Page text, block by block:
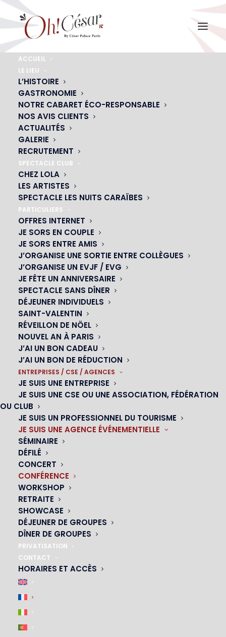
ACCUEIL
LE LIEU
L’HISTOIRE
GASTRONOMIE
NOTRE CABARET ÉCO-RESPONSABLE
NOS AVIS CLIENTS
ACTUALITÉS
GALERIE
RECRUTEMENT
SPECTACLE CLUB
CHEZ LOLA
LES ARTISTES
SPECTACLE LES NUITS CARAÏBES
PARTICULIERS
OFFRES INTERNET
JE SORS EN COUPLE
JE SORS ENTRE AMIS
J’ORGANISE UNE SORTIE ENTRE COLLÈGUES
J’ORGANISE UN EVJF / EVG
JE FÊTE UN ANNIVERSAIRE
SPECTACLE SANS DÎNER
DÉJEUNER INDIVIDUELS
SAINT-VALENTIN
RÉVEILLON DE NÖEL
NOUVEL AN À PARIS
J’AI UN BON CADEAU
J’AI UN BON DE RÉDUCTION
ENTREPRISES / CSE / AGENCES
JE SUIS UNE ENTREPRISE
JE SUIS UNE CSE OU UNE ASSOCIATION, FÉDÉRATION
OU CLUB
JE SUIS UN PROFESSIONNEL DU TOURISME
JE SUIS UNE AGENCE ÉVÉNEMENTIELLE
SÉMINAIRE
DÉFILÉ
CONCERT
CONFÉRENCE
WORKSHOP
RETRAITE
SHOWCASE
DÉJEUNER DE GROUPES
DÎNER DE GROUPES
PRIVATISATION
CONTACT
HORAIRES ET ACCÈS
CONFÉRENCE
Organisez vos conférences dans un lieu
original & unique à Paris
Profitez d’un espace de 250 m
DANS UN DÉCOR INSOLITE ET INATTENDU POUR
ACCUEILLIR VOS CONFÉRENCES
ORGANISEZ VOS CONFÉRENCES AU OH
! CÉSAR JUSQU’À 250 PERSONNES ET
BÉNÉFICIEZ DE :
La modularité de la salle
Des équipements techniques de Haute Qualité
De la mise en place de votre choix
De 250 m² d’espace incluant un espace Lounge et un
Bar
De la scène du cabaret
Et du savoir-faire de toutes nos équipes
La salle est également équipée de tout le système
son et lumière dernière génération avec rétro-